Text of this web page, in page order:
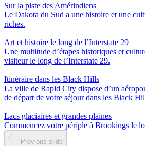
Sur la piste des Amérindiens
Le Dakota du Sud a une histoire et une
riches.
Art et histoire le long de l’Interstate 29
Une multitude d’étapes historiques et
visiteur le long de l’Interstate 29.
Itinéraire dans les Black Hills
La ville de Rapid City dispose d’un
de départ de votre séjour dans les Black
Lacs glaciaires et grandes plaines
Commencez votre périple à Brookings le
Previous slide